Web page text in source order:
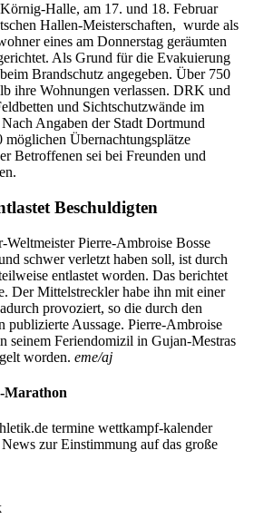
Halle, am 17. und 18. Februar
Hallen-Meisterschaften, wurde als
eines am Donnerstag geräumten
Als Grund für die Evakuierung
Brandschutz angegeben. Über 750
ihre Wohnungen verlassen. DRK und
und Sichtschutzwände im
Angaben der Stadt Dortmund
möglichen Übernachtungsplätze
Betroffenen sei bei Freunden und
Beschuldigten
Pierre-Ambroise Bosse
schwer verletzt haben soll, ist durch
entlastet worden. Das berichtet
Der Mittelstreckler habe ihn mit einer
provoziert, so die durch den
publizierte Aussage. Pierre-Ambroise
seinem Feriendomizil in Gujan-Mestras
worden. eme/aj
Marathon
termine wettkampf-kalender
zur Einstimmung auf das große